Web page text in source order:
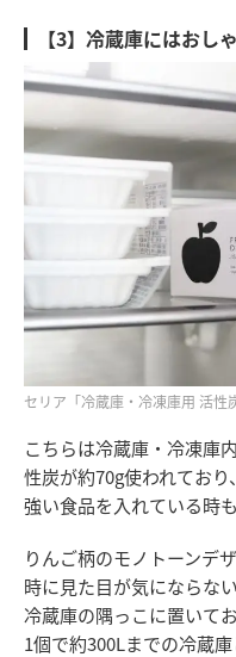
【3】冷蔵庫にはおし
セリア「冷蔵庫・冷凍庫用 活性
こちらは冷蔵庫・冷凍庫
性炭が約70g使われてお
強い食品を入れている時
りんご柄のモノトーンデ
時に見た目が気にならな
冷蔵庫の隅っこに置いて
1個で約300Lまでの冷蔵